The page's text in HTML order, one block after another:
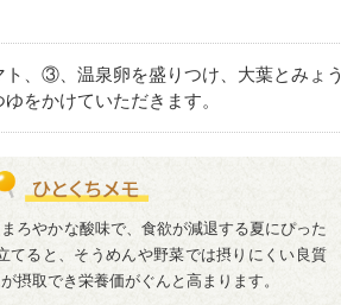
ト、③、温泉卵を盛りつけ、大葉とみょう
をかけていただきます。
ろやかな酸味で、食欲が減退する夏にぴった
てると、そうめんや野菜では摂りにくい良質
摂取でき栄養価がぐんと高まります。